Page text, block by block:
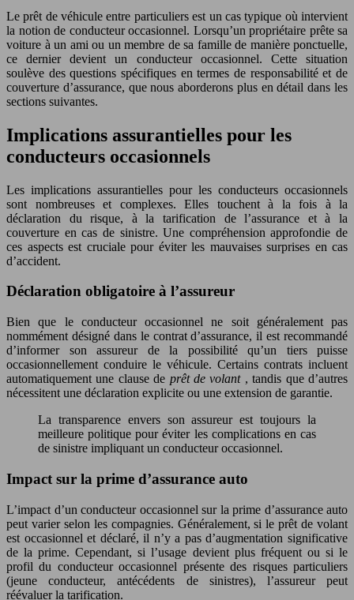
Le prêt de véhicule entre particuliers est un cas typique où intervient
la notion de conducteur occasionnel. Lorsqu’un propriétaire prête sa
voiture à un ami ou un membre de sa famille de manière ponctuelle,
ce dernier devient un conducteur occasionnel. Cette situation
soulève des questions spécifiques en termes de responsabilité et de
couverture d’assurance, que nous aborderons plus en détail dans les
sections suivantes.
Implications assurantielles pour les
conducteurs occasionnels
Les implications assurantielles pour les conducteurs occasionnels
sont nombreuses et complexes. Elles touchent à la fois à la
déclaration du risque, à la tarification de l’assurance et à la
couverture en cas de sinistre. Une compréhension approfondie de
ces aspects est cruciale pour éviter les mauvaises surprises en cas
d’accident.
Déclaration obligatoire à l’assureur
Bien que le conducteur occasionnel ne soit généralement pas
nommément désigné dans le contrat d’assurance, il est recommandé
d’informer son assureur de la possibilité qu’un tiers puisse
occasionnellement conduire le véhicule. Certains contrats incluent
automatiquement une clause de prêt de volant , tandis que d’autres
nécessitent une déclaration explicite ou une extension de garantie.
La transparence envers son assureur est toujours la
meilleure politique pour éviter les complications en cas
de sinistre impliquant un conducteur occasionnel.
Impact sur la prime d’assurance auto
L’impact d’un conducteur occasionnel sur la prime d’assurance auto
peut varier selon les compagnies. Généralement, si le prêt de volant
est occasionnel et déclaré, il n’y a pas d’augmentation significative
de la prime. Cependant, si l’usage devient plus fréquent ou si le
profil du conducteur occasionnel présente des risques particuliers
(jeune conducteur, antécédents de sinistres), l’assureur peut
réévaluer la tarification.